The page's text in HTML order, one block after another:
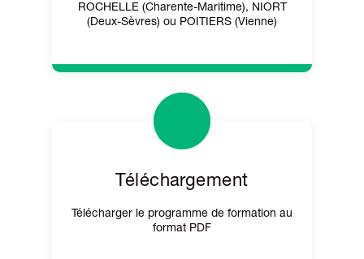
ROCHELLE (Charente-Maritime), NIORT
(Deux-Sèvres) ou POITIERS (Vienne)
Téléchargement
Télécharger le programme de formation au
format PDF